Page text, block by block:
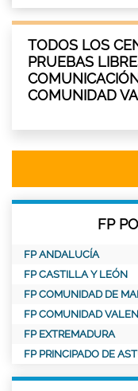
TODOS LOS
PRUEBAS
COMUNIDAD
FP
FP ANDALUCÍA
FP CASTILLA Y LEÓN
FP COMUNIDAD DE
FP COMUNIDAD
FP EXTREMADURA
FP PRINCIPADO DE